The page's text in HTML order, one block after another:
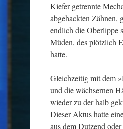
Kiefer getrennte
abgehackten Zähnen,
endlich die Oberlippe
Müden, des plötzlich
hatte.
Gleichzeitig mit dem
und die wächsernen
wieder zu der halb
Dieser Aktus hatte
aus dem Dutzend